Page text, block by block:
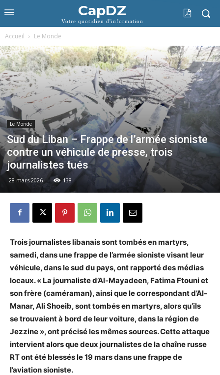
CapDZ
Votre quotidien d'information
Accueil Le Monde
Le Monde
Sud du Liban – Frappe de l’armée sioniste
contre un véhicule de presse, trois
journalistes tués
28 mars 2026 138
Trois journalistes libanais sont tombés en martyrs,
samedi, dans une frappe de l’armée sioniste visant leur
véhicule, dans le sud du pays, ont rapporté des médias
locaux. « La journaliste d’Al-Mayadeen, Fatima Ftouni et
son frère (caméraman), ainsi que le correspondant d’Al-
Manar, Ali Shoeib, sont tombés en martyrs, alors qu’ils
se trouvaient à bord de leur voiture, dans la région de
Jezzine », ont précisé les mêmes sources. Cette attaque
intervient alors que deux journalistes de la chaîne russe
RT ont été blessés le 19 mars dans une frappe de
l’aviation sioniste.